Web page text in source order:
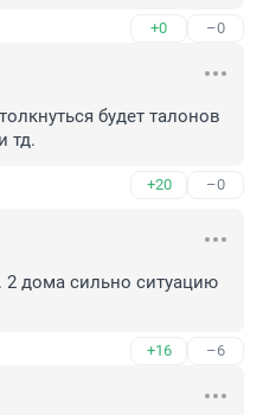
+0 –0
будет талонов
тд.
+20 –0
2 дома сильно ситуацию
+16 –6